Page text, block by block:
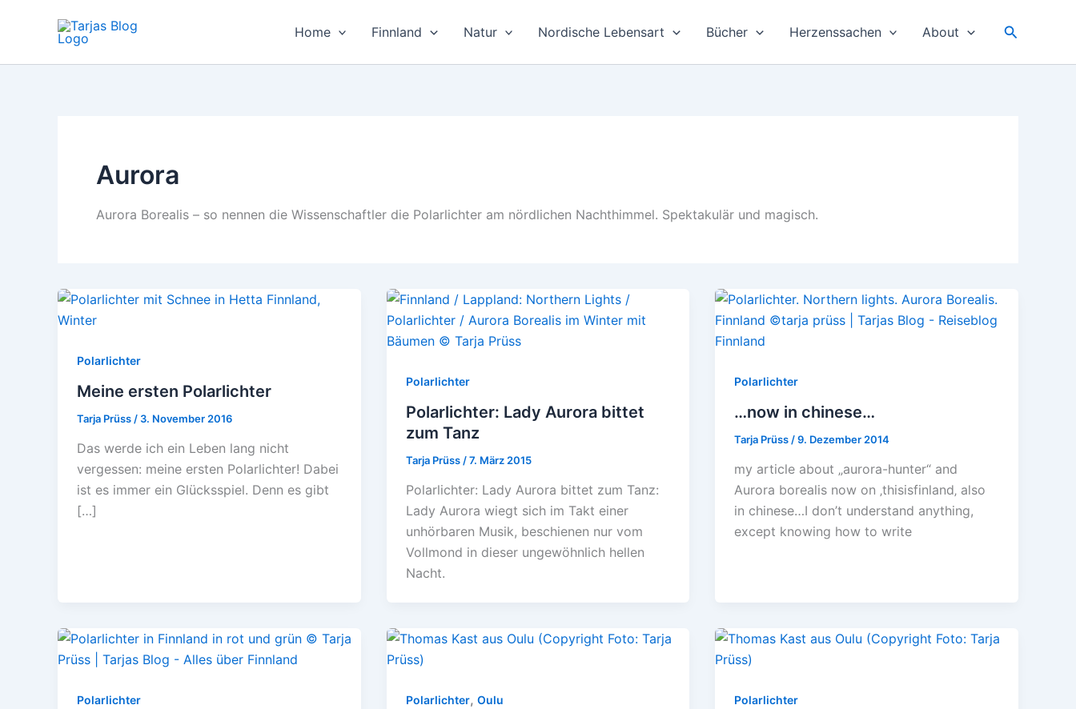
Home Finnland Natur Nordische Lebensart Bücher Herzenssachen About Suchen
Aurora
Aurora Borealis – so nennen die Wissenschaftler die Polarlichter am nördlichen Nachthimmel. Spektakulär und magisch.
Polarlichter
Meine ersten Polarlichter
Tarja Prüss / 3. November 2016
Das werde ich ein Leben lang nicht
vergessen: meine ersten Polarlichter! Dabei
ist es immer ein Glücksspiel. Denn es gibt
[…]
Polarlichter
Polarlichter: Lady Aurora bittet
zum Tanz
Tarja Prüss /7. März 2015
Polarlichter: Lady Aurora bittet zum Tanz:
Lady Aurora wiegt sich im Takt einer
unhörbaren Musik, beschienen nur vom
Vollmond in dieser ungewöhnlich hellen
Nacht.
Polarlichter
…now in chinese…
Tarja Prüss /9. Dezember 2014
my article about „aurora-hunter“ and
Aurora borealis now on ‚thisisfinland‚ also
in chinese…I don’t understand anything,
except knowing how to write
Polarlichter Polarlichter, Oulu Polarlichter